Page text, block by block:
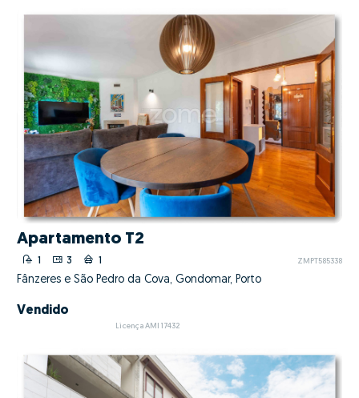
Apartamento T2
1 3 1 ZMPT585338
Fânzeres e São Pedro da Cova, Gondomar, Porto
Vendido
Licença AMI 17432